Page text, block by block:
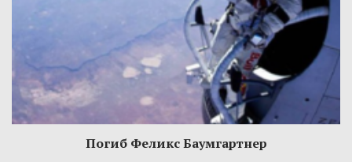
Погиб Феликс Баумгартнер